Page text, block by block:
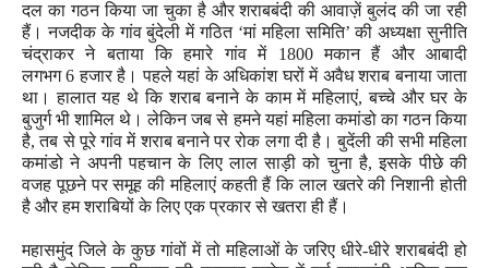
दल का गठन किया जा चुका है और शराबबंदी की आवाज़ें बुलंद की जा रही
हैं। नजदीक के गांव बुंदेली में गठित ‘मां महिला समिति’ की अध्यक्षा सुनीति
चंद्राकर ने बताया कि हमारे गांव में 1800मकान हैं और आबादी
लगभग6हजार है। पहले यहां के अधिकांश घरों में अवैध शराब बनाया जाता
था। हालात यह थे कि शराब बनाने के काम में महिलाएं,बच्चे और घर के
बुजुर्ग भी शामिल थे। लेकिन जब से हमने यहां महिला कमांडो का गठन किया
है,तब से पूरे गांव में शराब बनाने पर रोक लगा दी है। बुदेंली की सभी महिला
कमांडो ने अपनी पहचान के लिए लाल साड़ी को चुना है,इसके पीछे की
वजह पूछने पर समूह की महिलाएं कहती हैं कि लाल खतरे की निशानी होती
है और हम शराबियों के लिए एक प्रकार से खतरा ही हैं।
महासमुंद जिले के कुछ गांवों में तो महिलाओं के जरिए धीरे-धीरे शराबबंदी हो